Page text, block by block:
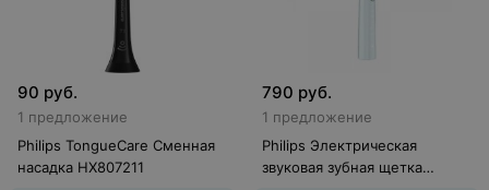
90 руб.
1 предложение
Philips TongueCare Сменная
насадка HX807211
790 руб.
1 предложение
Philips Электрическая
звуковая зубная щетка